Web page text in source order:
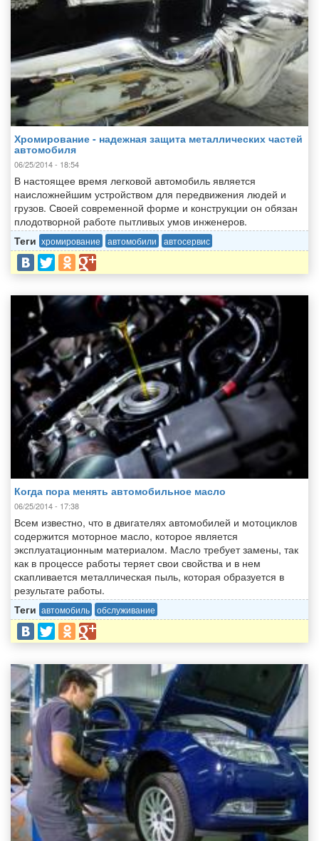
Хромирование - надежная защита металлических частей
автомобиля
06/25/2014 - 18:54
В настоящее время легковой автомобиль является
наисложнейшим устройством для передвижения людей и
грузов. Своей современной форме и конструкции он обязан
плодотворной работе пытливых умов инженеров.
Теги хромирование автомобили автосервис
Когда пора менять автомобильное масло
06/25/2014 - 17:38
Всем известно, что в двигателях автомобилей и мотоциклов
содержится моторное масло, которое является
эксплуатационным материалом. Масло требует замены, так
как в процессе работы теряет свои свойства и в нем
скапливается металлическая пыль, которая образуется в
результате работы.
Теги автомобиль обслуживание